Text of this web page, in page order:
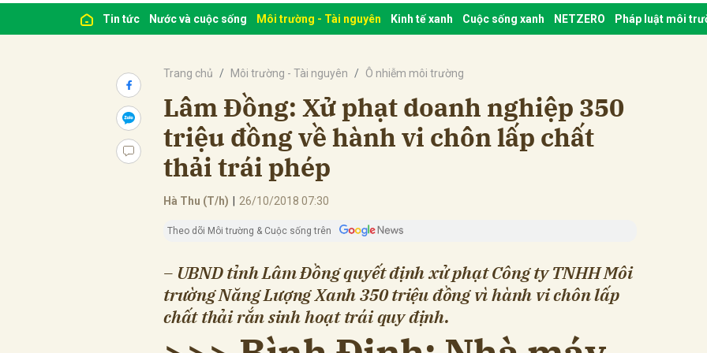
Tin tức Nước và cuộc sống Môi trường - Tài nguyên Kinh tế xanh Cuộc sống xanh NETZERO Pháp luật môi
Trang chủ Môi trường - Tài nguyên Ô nhiễm môi trường
Lâm Đồng: Xử phạt doanh nghiệp 350
triệu đồng về hành vi chôn lấp chất
thải trái phép
Hà Thu (T/h) 26/10/2018 07:30
Theo dõi Môi trường & Cuộc sống trên
– UBND tỉnh Lâm Đồng quyết định xử phạt Công ty TNHH Môi
trường Năng Lượng Xanh 350 triệu đồng vì hành vi chôn lấp
chất thải rắn sinh hoạt trái quy định.